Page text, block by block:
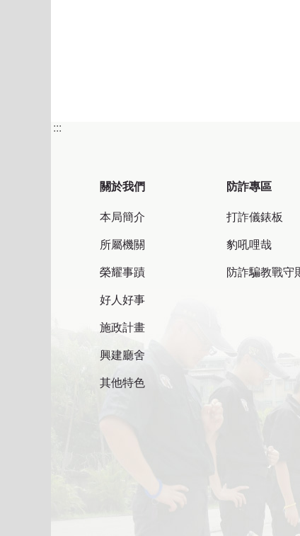
:::
關於我們
本局簡介
所屬機關
榮耀事蹟
好人好事
施政計畫
興建廳舍
其他特色
防詐專區
打詐儀錶板
豹吼哩哉
防詐騙教戰守